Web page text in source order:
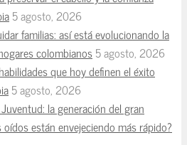
5 agosto, 2026
familias: así está evolucionando la
colombianos5 agosto, 2026
que hoy definen el éxito
5 agosto, 2026
la generación del gran
están envejeciendo más rápido?